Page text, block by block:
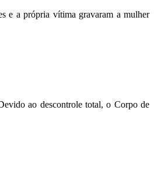
e a própria vítima gravaram a mulher
ao descontrole total, o Corpo de